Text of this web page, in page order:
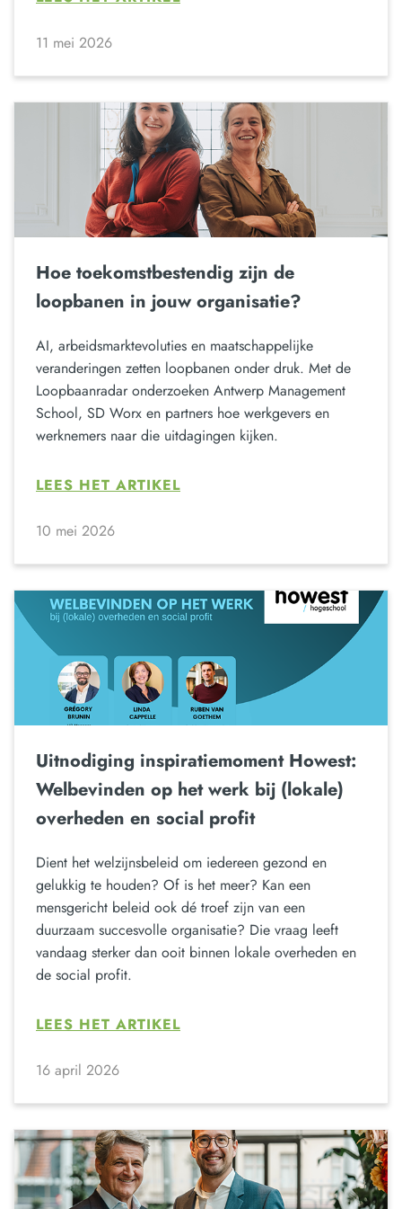
11 mei 2026
Hoe toekomstbestendig zijn de
loopbanen in jouw organisatie?
AI, arbeidsmarktevoluties en maatschappelijke
veranderingen zetten loopbanen onder druk. Met de
Loopbaanradar onderzoeken Antwerp Management
School, SD Worx en partners hoe werkgevers en
werknemers naar die uitdagingen kijken.
LEES HET ARTIKEL
10 mei 2026
Uitnodiging inspiratiemoment Howest:
Welbevinden op het werk bij (lokale)
overheden en social profit
Dient het welzijnsbeleid om iedereen gezond en
gelukkig te houden? Of is het meer? Kan een
mensgericht beleid ook dé troef zijn van een
duurzaam succesvolle organisatie? Die vraag leeft
vandaag sterker dan ooit binnen lokale overheden en
de social profit.
LEES HET ARTIKEL
16 april 2026